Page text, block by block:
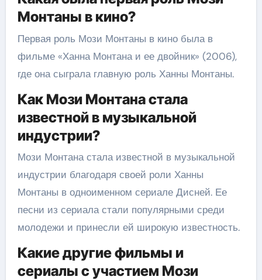
Монтаны в кино?
Первая роль Мози Монтаны в кино была в
фильме «Ханна Монтана и ее двойник» (2006),
где она сыграла главную роль Ханны Монтаны.
Как Мози Монтана стала
известной в музыкальной
индустрии?
Мози Монтана стала известной в музыкальной
индустрии благодаря своей роли Ханны
Монтаны в одноименном сериале Дисней. Ее
песни из сериала стали популярными среди
молодежи и принесли ей широкую известность.
Какие другие фильмы и
сериалы с участием Мози